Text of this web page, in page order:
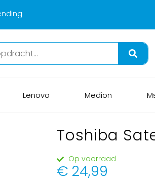
Lenovo Medion
Toshiba
Op voorraad
€ 24,99